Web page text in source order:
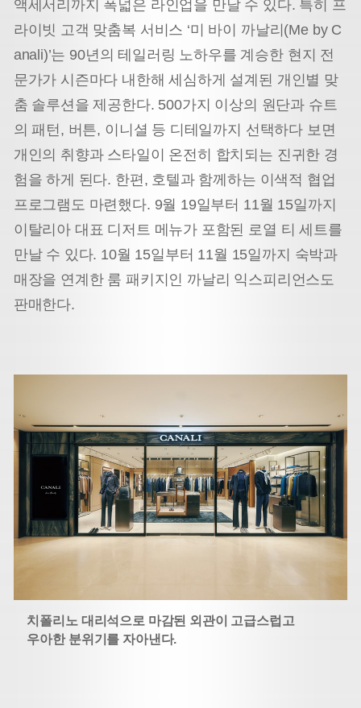
액세서리까지 폭넓은 라인업을 만날 수 있다. 특히 프
라이빗 고객 맞춤복 서비스 ‘미 바이 까날리(Me by C
anali)’는 90년의 테일러링 노하우를 계승한 현지 전
문가가 시즌마다 내한해 세심하게 설계된 개인별 맞
춤 솔루션을 제공한다. 500가지 이상의 원단과 슈트
의 패턴, 버튼, 이니셜 등 디테일까지 선택하다 보면
개인의 취향과 스타일이 온전히 합치되는 진귀한 경
험을 하게 된다. 한편, 호텔과 함께하는 이색적 협업
프로그램도 마련했다. 9월 19일부터 11월 15일까지
이탈리아 대표 디저트 메뉴가 포함된 로열 티 세트를
만날 수 있다. 10월 15일부터 11월 15일까지 숙박과
매장을 연계한 룸 패키지인 까날리 익스피리언스도
판매한다.
치폴리노 대리석으로 마감된 외관이 고급스럽고
우아한 분위기를 자아낸다.